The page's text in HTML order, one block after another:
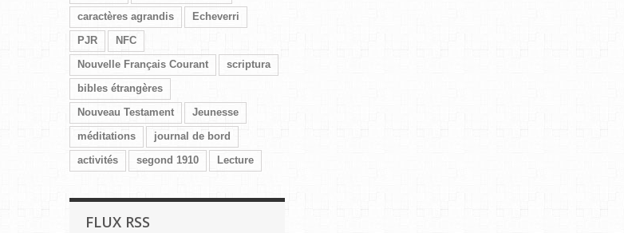
caractères agrandis
Echeverri
PJR
NFC
Nouvelle Français Courant
scriptura
bibles étrangères
Nouveau Testament
Jeunesse
méditations
journal de bord
activités
segond 1910 Lecture
FLUX RSS